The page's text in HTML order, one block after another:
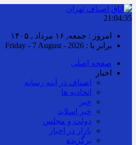
21:04:36
امروز : جمعه, ۱۶ مرداد , ۱۴۰۵
برابر با : Friday - 7 August - 2026
صفحه اصلی
اخبار
اصناف در آینه رسانه
اتحادیه ها
خبر
خبر اسلايد
دولت و مجلس
بازار در اخبار
برگزیده